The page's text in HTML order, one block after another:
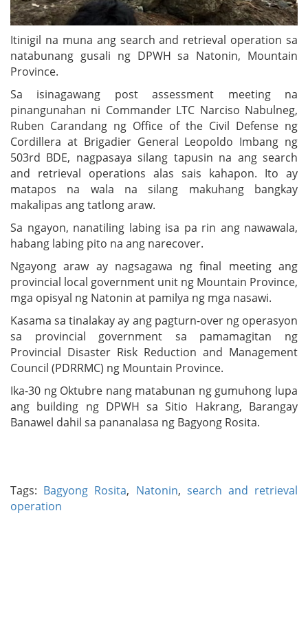
Itinigil na muna ang search and retrieval operation sa
natabunang gusali ng DPWH sa Natonin, Mountain
Province.
Sa isinagawang post assessment meeting na
pinangunahan ni Commander LTC Narciso Nabulneg,
Ruben Carandang ng Office of the Civil Defense ng
Cordillera at Brigadier General Leopoldo Imbang ng
503rd BDE, nagpasaya silang tapusin na ang search
and retrieval operations alas sais kahapon. Ito ay
matapos na wala na silang makuhang bangkay
makalipas ang tatlong araw.
Sa ngayon, nanatiling labing isa pa rin ang nawawala,
habang labing pito na ang narecover.
Ngayong araw ay nagsagawa ng final meeting ang
provincial local government unit ng Mountain Province,
mga opisyal ng Natonin at pamilya ng mga nasawi.
Kasama sa tinalakay ay ang pagturn-over ng operasyon
sa provincial government sa pamamagitan ng
Provincial Disaster Risk Reduction and Management
Council (PDRRMC) ng Mountain Province.
Ika-30 ng Oktubre nang matabunan ng gumuhong lupa
ang building ng DPWH sa Sitio Hakrang, Barangay
Banawel dahil sa pananalasa ng Bagyong Rosita.
Tags: Bagyong Rosita, Natonin, search and retrieval
operation